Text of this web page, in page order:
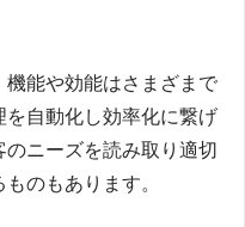
能や効能はさまざまで
自動化し効率化に繋げ
ニーズを読み取り適切
のもあります。